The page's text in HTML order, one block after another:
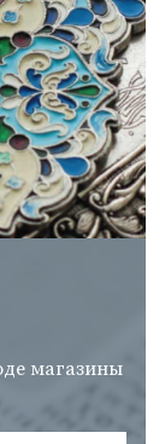
магазины